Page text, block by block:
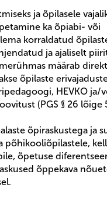
ja õpilasele
ka õpiabi- või
korraldatud
ja ajaliselt
määrab
õpilaste
HEVKO ja/
(PGS § 26 lõige
õpiraskustega ja
põhikooliõpilastele,
õpetuse
õppekava